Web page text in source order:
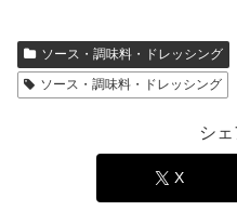
ソース・調味料・ドレッシング
ソース・調味料・ドレッシング
シ
X